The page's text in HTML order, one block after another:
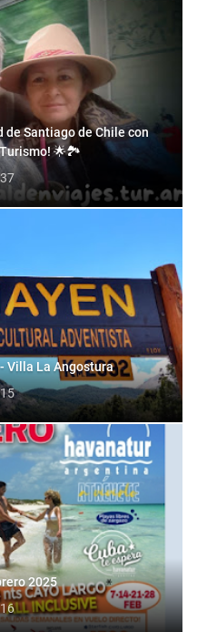
de Santiago de Chile con
🌟🏞️
Villa La Angostura
2025